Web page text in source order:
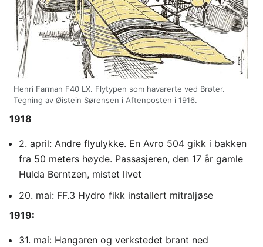
Henri Farman F40 LX. Flytypen som havarerte ved Brøter.
Tegning av Øistein Sørensen i Aftenposten i 1916.
1918
2. april: Andre flyulykke. En Avro 504 gikk i bakken
fra 50 meters høyde. Passasjeren, den 17 år gamle
Hulda Berntzen, mistet livet
20. mai: FF.3 Hydro fikk installert mitraljøse
1919:
31. mai: Hangaren og verkstedet brant ned